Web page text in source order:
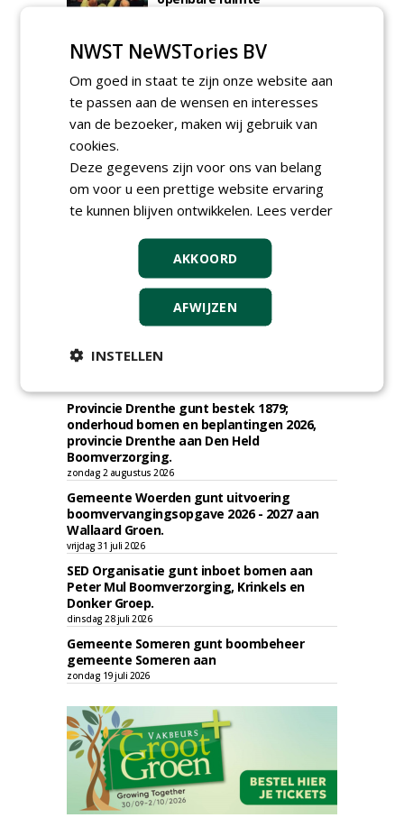
TENDERS
Academisch Ziekenhuis Maastricht gunt
Hoveniers, Dolmans Landscaping Group en
Infracilities
Provincie Drenthe gunt bestek 1879;
onderhoud bomen en beplantingen 2026,
provincie Drenthe aan Den Held
Boomverzorging.
zondag 2 augustus 2026
Gemeente Woerden gunt uitvoering
boomvervangingsopgave 2026 - 2027 aan
Wallaard Groen.
vrijdag 31 juli 2026
SED Organisatie gunt inboet bomen aan
Peter Mul Boomverzorging, Krinkels en
Donker Groep.
dinsdag 28 juli 2026
Gemeente Someren gunt boombeheer
gemeente Someren aan
zondag 19 juli 2026
NWST NeWSTories BV
Om goed in staat te zijn onze website aan
te passen aan de wensen en interesses
van de bezoeker, maken wij gebruik van
cookies.
Deze gegevens zijn voor ons van belang
om voor u een prettige website ervaring
te kunnen blijven ontwikkelen. Lees verder
AKKOORD
AFWIJZEN
INSTELLEN